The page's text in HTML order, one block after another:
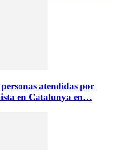
atendidas por
en Catalunya en…